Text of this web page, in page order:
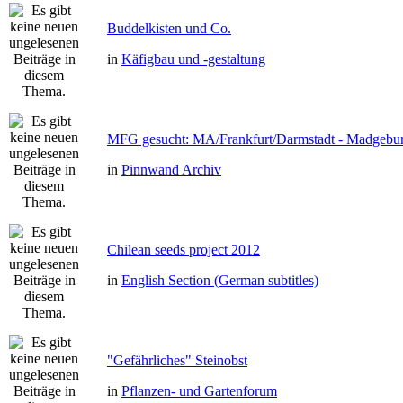
Buddelkisten und Co.
in Käfigbau und -gestaltung
MFG gesucht: MA/Frankfurt/Darmstadt -
in Pinnwand Archiv
Chilean seeds project 2012
in English Section (German subtitles)
"Gefährliches" Steinobst
in Pflanzen- und Gartenforum